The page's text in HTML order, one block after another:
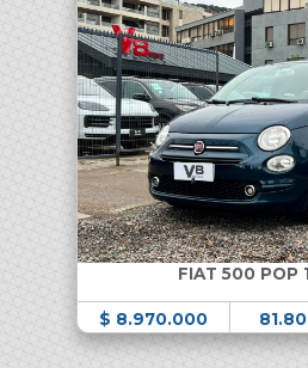
FIAT 500 POP
$ 8.970.000